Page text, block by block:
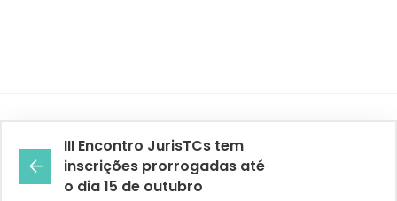
III Encontro JurisTCs tem
inscrições prorrogadas até
o dia 15 de outubro